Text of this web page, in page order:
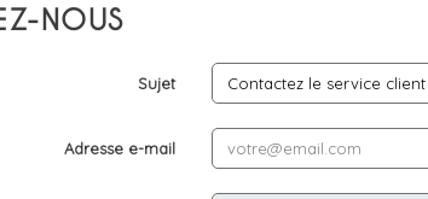
NOUS
Sujet
Adresse e-mail